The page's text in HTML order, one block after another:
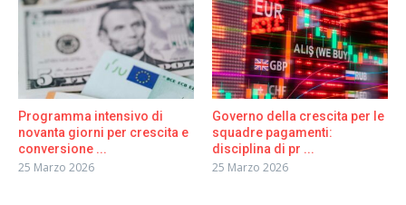
Programma intensivo di
novanta giorni per crescita e
conversione ...
25 Marzo 2026
Governo della crescita per le
squadre pagamenti:
disciplina di pr ...
25 Marzo 2026